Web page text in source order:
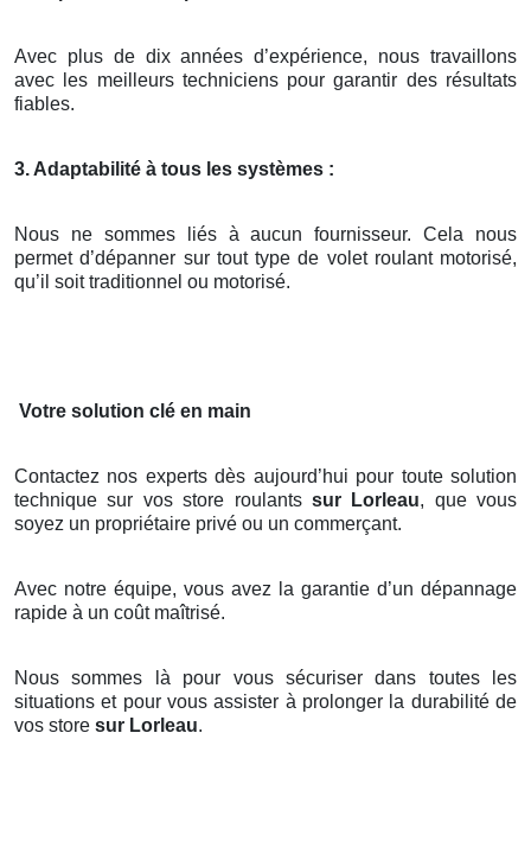
Avec plus de dix années d’expérience, nous travaillons
avec les meilleurs techniciens pour garantir des résultats
fiables.
3. Adaptabilité à tous les systèmes :
Nous ne sommes liés à aucun fournisseur. Cela nous
permet d’dépanner sur tout type de volet roulant motorisé,
qu’il soit traditionnel ou motorisé.
Votre solution clé en main
Contactez nos experts dès aujourd’hui pour toute solution
technique sur vos store roulants sur Lorleau, que vous
soyez un propriétaire privé ou un commerçant.
Avec notre équipe, vous avez la garantie d’un dépannage
rapide à un coût maîtrisé.
Nous sommes là pour vous sécuriser dans toutes les
situations et pour vous assister à prolonger la durabilité de
vos store sur Lorleau.